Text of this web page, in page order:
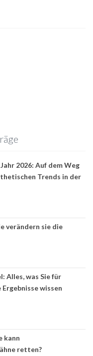
2026: Auf dem Weg
Trends in der
verändern sie die
Alles, was Sie für
wissen
kann
retten?